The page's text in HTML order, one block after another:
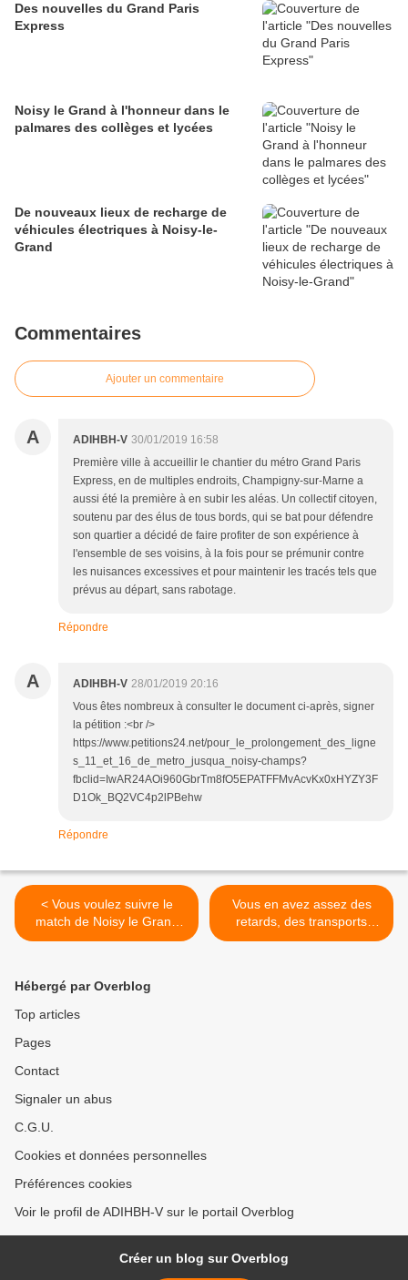
Des nouvelles du Grand Paris
Express
Noisy le Grand à l'honneur dans le
palmares des collèges et lycées
De nouveaux lieux de recharge de
véhicules électriques à Noisy-le-
Grand
Commentaires
Ajouter un commentaire
A ADIHBH-V 30/01/2019 16:58
Première ville à accueillir le chantier du métro Grand Paris
Express, en de multiples endroits, Champigny-sur-Marne a
aussi été la première à en subir les aléas. Un collectif citoyen,
soutenu par des élus de tous bords, qui se bat pour défendre
son quartier a décidé de faire profiter de son expérience à
l'ensemble de ses voisins, à la fois pour se prémunir contre
les nuisances excessives et pour maintenir les tracés tels que
prévus au départ, sans rabotage.
Répondre
A ADIHBH-V 28/01/2019 20:16
Vous êtes nombreux à consulter le document ci-après, signer
la pétition :<br />
https://www.petitions24.net/pour_le_prolongement_des_ligne
s_11_et_16_de_metro_jusqua_noisy-champs?
fbclid=IwAR24AOi960GbrTm8fO5EPATFFMvAcvKx0xHYZY3F
D1Ok_BQ2VC4p2lPBehw
Répondre
< Vous voulez suivre le
match de Noisy le Grand
Footbal Club lors des
Vous en avez assez des
retards, des transports
saturés ou "non adaptés"
Hébergé par Overblog
Top articles
Pages
Contact
Signaler un abus
C.G.U.
Cookies et données personnelles
Préférences cookies
Voir le profil de ADIHBH-V sur le portail Overblog
Créer un blog sur Overblog